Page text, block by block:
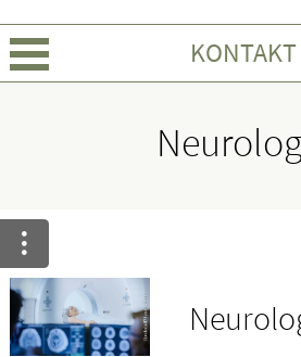
KONTAKT
Ratgeber
Krankheiten & Therapie
ELTERN UND KIND